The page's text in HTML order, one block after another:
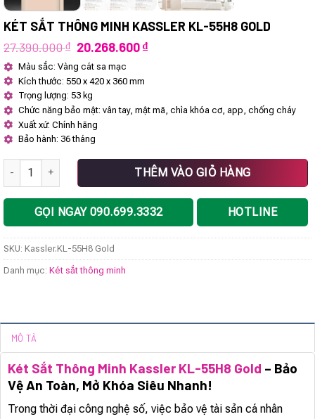
KÉT SẮT THÔNG MINH KASSLER KL-55H8 GOLD
27.390.000₫ Giá
gốc
là:
27.390.000 ₫.
20.268.600₫Giá
Màu sắc: Vàng cát sa mạc
Kích thước: 550 x 420 x 360 mm
Trọng lượng: 53 kg
Chức năng bảo mật: vân tay, mật mã, chìa khóa cơ, app, chống cháy
Xuất xứ: Chính hãng
Bảo hành: 36 tháng
Két sắt thông minh Kassler KL-55H8 Gold số lượng
THÊM VÀO GIỎ HÀNG
GỌI NGAY 090.699.3332 HOTLINE
SKU: Kassler.KL-55H8 Gold
Danh mục: Két sắt thông minh
MÔ TẢ
Két Sắt Thông Minh Kassler KL-55H8 Gold – Bảo
Vệ An Toàn, Mở Khóa Siêu Nhanh!
Trong thời đại công nghệ số, việc bảo vệ tài sản cá nhân